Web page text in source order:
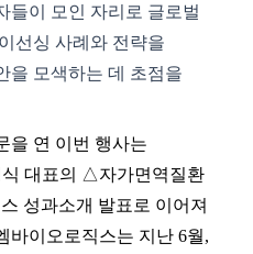
들이 모인 자리로 글로벌
선싱 사례와 전략을
을 모색하는 데 초점을
을 연 이번 행사는
대표의 △자가면역질환
성과소개 발표로 이어져
바이오로직스는 지난 6월,